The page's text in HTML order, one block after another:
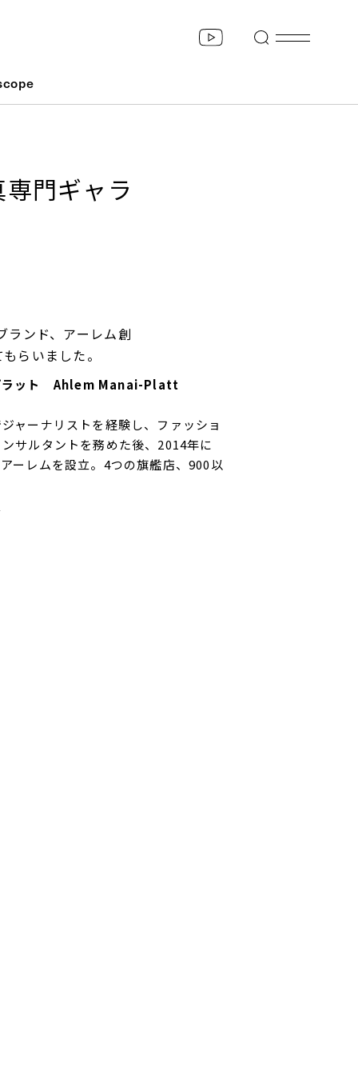
門ギャラ
ランド、アーレム創
らいました。
ラット Ahlem Manai-Platt
ャーナリストを経験し、ファッショ
サルタントを務めた後、2014年に
ーレムを設立。4つの旗艦店、900以